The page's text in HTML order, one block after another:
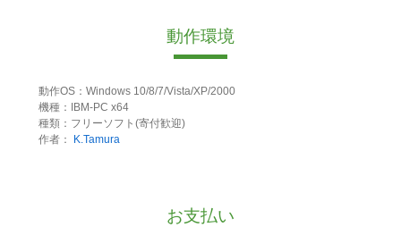
動作環境
動作OS：Windows 10/8/7/Vista/XP/2000
機種：IBM-PC x64
種類：フリーソフト(寄付歓迎)
作者：
K.Tamura
お支払い